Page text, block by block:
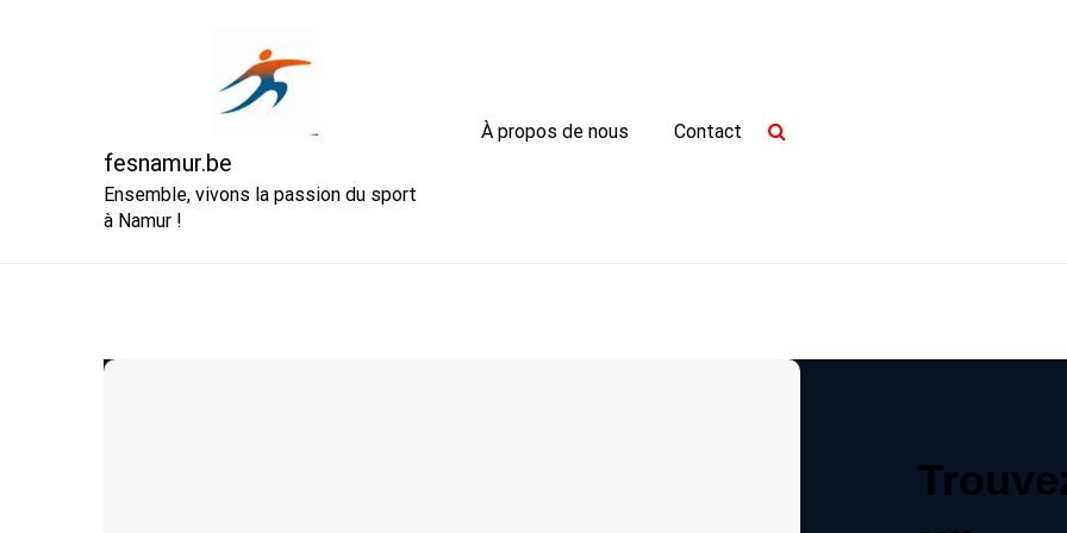
fesnamur.be
Ensemble, vivons la passion du sport
à Namur !
À propos de nous Contact